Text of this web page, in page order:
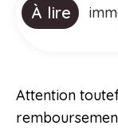
À lire
Attention